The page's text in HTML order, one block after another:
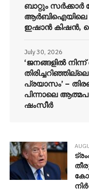
ബാറ്റും സർക്കാർ
ആർബിഐയിലെ
ഇഷാൻ കിഷൻ,
‘ജനങ്ങളിൽ
പ്രയാസം’ –
പിന്നാലെ
ഷംസീർ
July 30, 2026